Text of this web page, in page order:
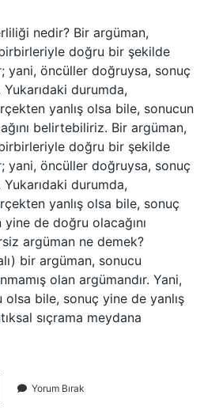
nedir? Bir argüman,
doğru bir şekilde
yani, öncüller doğruysa, sonuç
Yukarıdaki durumda,
yanlış olsa bile, sonucun
belirtebiliriz. Bir argüman,
doğru bir şekilde
yani, öncüller doğruysa, sonuç
Yukarıdaki durumda,
yanlış olsa bile, sonuç
de doğru olacağını
argüman ne demek?
bir argüman, sonucu
olan argümandır. Yani,
bile, sonuç yine de yanlış
sıçrama meydana
Yorum Bırak